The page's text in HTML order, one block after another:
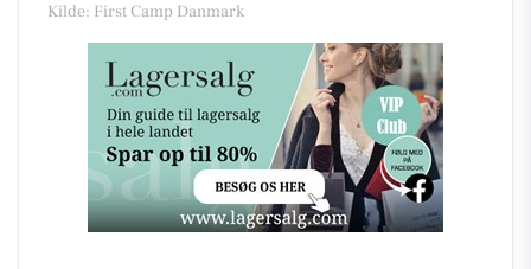
Kilde: First Camp Danmark